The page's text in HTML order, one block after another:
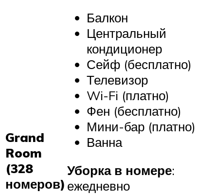
Grand
Room
(328
номеров)
Балкон
Центральный
кондиционер
Сейф (бесплатно)
Телевизор
Wi-Fi (платно)
Фен (бесплатно)
Мини-бар (платно)
Ванна
Уборка в номере:
ежедневно